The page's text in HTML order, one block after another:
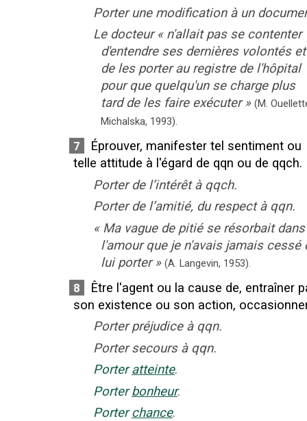
Porter une modification à un
Le docteur « n'allait pas se contenter
d'entendre ses dernières volontés et
de les porter au registre de l'hôpital
pour que quelqu'un se charge plus
tard de les faire exécuter » (M.
Michalska, 1993).
7
Éprouver, manifester tel sentiment ou
telle attitude à l'égard de qqn ou de qqch.
Porter de l’intérêt à qqch.
Porter de l’amitié, du respect à qqn.
« Ma vague de pitié se résorbait dans
l'amour que je n'avais jamais cessé
lui porter » (A. Langevin, 1953).
8
Être l'agent ou la cause de, entraîner
son existence ou son action,
Porter préjudice à qqn.
Porter secours à qqn.
Porter atteinte.
Porter bonheur.
Porter chance.